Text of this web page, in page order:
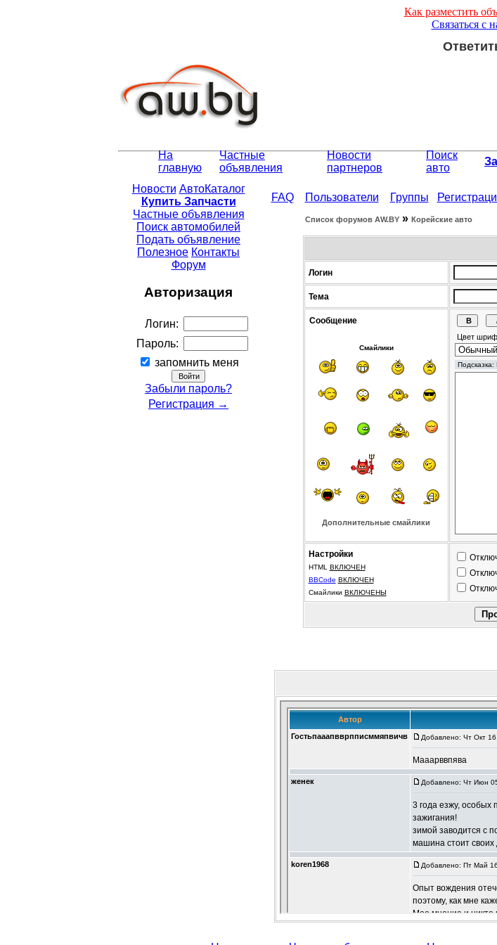
Как разместить
Связаться с
На
главную
Частные
объявления
Новости
партнеров
Поиск
авто
Новости АвтоКаталог
Купить Запчасти
Частные объявления
Поиск автомобилей
Подать объявление
Полезное Контакты
Форум
Авторизация
Логин:
Пароль:
запомнить меня
Забыли пароль?
Регистрация →
FAQ Пользователи Группы
Список форумов АW.BY» Корейские авто
Логин
Тема
Сообщение
Смайлики
Дополнительные смайлики
Цвет
Настройки
HTML ВКЛЮЧЕН
BBCode ВКЛЮЧЕН
Смайлики ВКЛЮЧЕНЫ